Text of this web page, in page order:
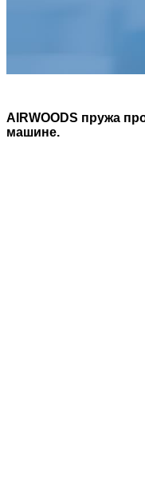
AIRWOODS пружа
машине.